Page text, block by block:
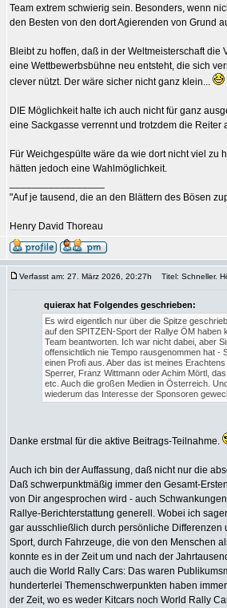
Team extrem schwierig sein. Besonders, wenn
den Besten von den dort Agierenden von Grund
Bleibt zu hoffen, daß in der Weltmeisterschaft
eine Wettbewerbsbühne neu entsteht, die sich
clever nützt. Der wäre sicher nicht ganz klein...
DIE Möglichkeit halte ich auch nicht für ganz
eine Sackgasse verrennt und trotzdem die
Für Weichgespülte wäre da wie dort nicht viel zu
hätten jedoch eine Wahlmöglichkeit.
"Auf je tausend, die an den Blättern des Bösen
Henry David Thoreau
Verfasst am: 27. März 2026, 20:27h Titel: Schneller.
quierax hat Folgendes geschrieben:
Es wird eigentlich nur über die Spitze
auf den SPITZEN-Sport der Rallye ÖM haben
Team beantworten. Ich war nicht dabei, aber
offensichtlich nie Tempo rausgenommen hat
einen Profi aus. Aber das ist meines
Sperrer, Franz Wittmann oder Achim Mörtl,
etc. Auch die großen Medien in Österreich.
wiederum das Interesse der Sponsoren
Danke erstmal für die aktive Beitrags-Teilnahme.
Auch ich bin der Auffassung, daß nicht nur die
Daß schwerpunktmäßig immer den Gesamt-
von Dir angesprochen wird - auch
Rallye-Berichterstattung generell. Wobei ich
gar ausschließlich durch persönliche
Sport, durch Fahrzeuge, die von den Menschen
konnte es in der Zeit um und nach der
auch die World Rally Cars: Das waren
hunderterlei Themenschwerpunkten haben
der Zeit, wo es weder Kitcars noch World Rally